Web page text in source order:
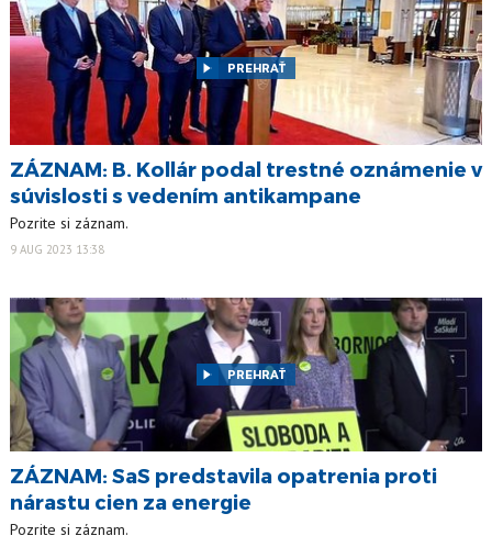
PREHRAŤ
ZÁZNAM: B. Kollár podal trestné oznámenie v
súvislosti s vedením antikampane
Pozrite si záznam.
9 AUG 2023 13:38
PREHRAŤ
ZÁZNAM: SaS predstavila opatrenia proti
nárastu cien za energie
Pozrite si záznam.